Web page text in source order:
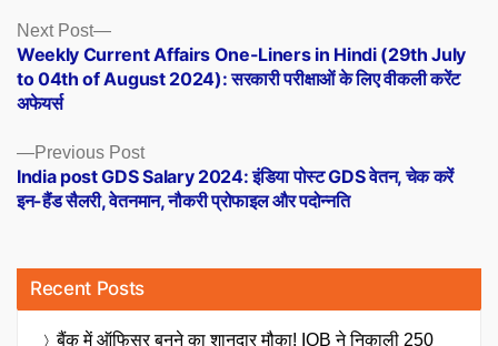
Posts
navigation
Previous PostPrevious
post:
India post GDS Salary 2024: इंडिया पोस्ट GDS वेतन, चेक करें
इन-हैंड सैलरी, वेतनमान, नौकरी प्रोफाइल और पदोन्नति
Next Post
Next
post:
Weekly Current Affairs One-Liners in Hindi (29th July
to 04th of August 2024): सरकारी परीक्षाओं के लिए वीकली करेंट
अफेयर्स
Recent Posts
बैंक में ऑफिसर बनने का शानदार मौका! IOB ने निकाली 250